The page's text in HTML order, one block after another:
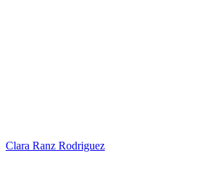
Clara Ranz Rodriguez